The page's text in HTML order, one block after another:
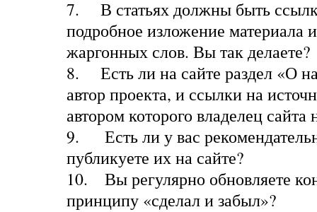
7.
В статьях должны быть
подробное изложение материала
жаргонных слов. Вы так делаете?
8.
Есть ли на сайте раздел «О
автор проекта, и ссылки на
автором которого владелец сайта
9.
Есть ли у вас
публикуете их на сайте?
10.
Вы регулярно обновляете
принципу «сделал и забыл»?